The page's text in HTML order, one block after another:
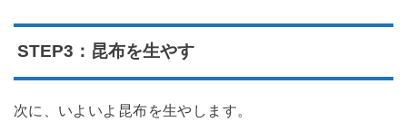
STEP3：昆布を生やす
次に、いよいよ昆布を生やします。